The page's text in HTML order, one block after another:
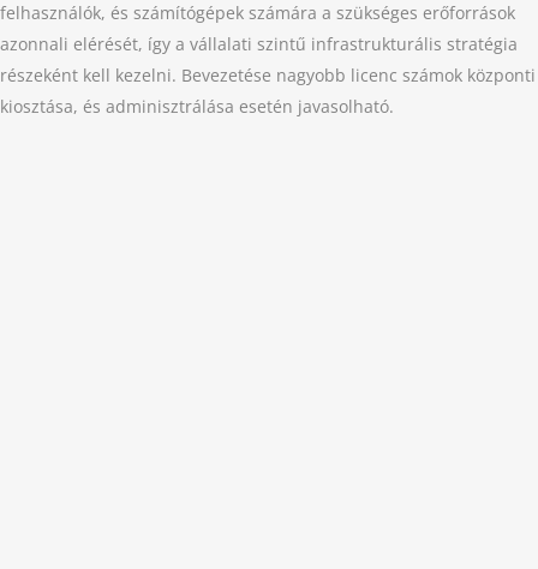
felhasználók, és számítógépek számára a szükséges erőforrások
azonnali elérését, így a vállalati szintű infrastrukturális stratégia
részeként kell kezelni. Bevezetése nagyobb licenc számok központi
kiosztása, és adminisztrálása esetén javasolható.